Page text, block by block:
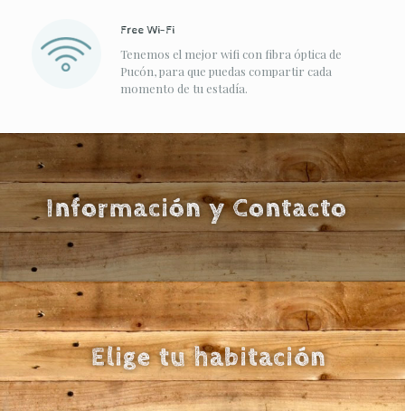
Free Wi-Fi
Tenemos el mejor wifi con fibra óptica de
Pucón, para que puedas compartir cada
momento de tu estadía.